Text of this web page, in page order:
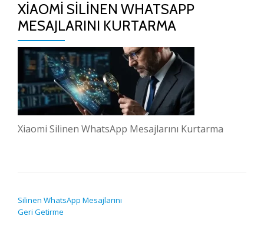
XIAOMI SILINEN WHATSAPP
MESAJLARINI KURTARMA
Xiaomi Silinen WhatsApp Mesajlarını Kurtarma
Silinen WhatsApp Mesajlarını
Geri Getirme